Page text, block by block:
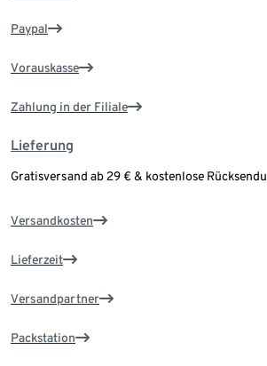
Paypal
Vorauskasse
Zahlung in der Filiale
Lieferung
Gratisversand ab 29 € & kostenlose
Versandkosten
Lieferzeit
Versandpartner
Packstation